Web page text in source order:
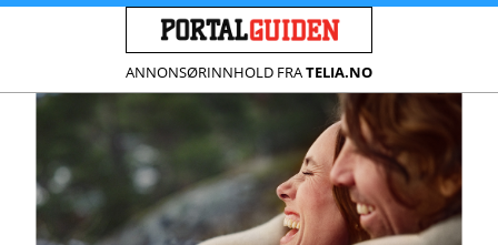
ANNONSØRINNHOLD FRATELIA.NO